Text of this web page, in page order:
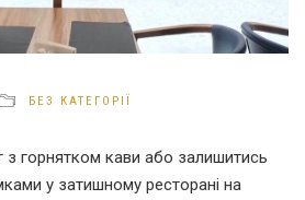
БЕЗ КАТЕГОРІЇ
з горнятком кави або залишитись
у затишному ресторані на